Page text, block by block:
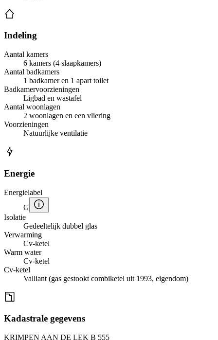
Indeling
Aantal kamers
6 kamers (4 slaapkamers)
Aantal badkamers
1 badkamer en 1 apart toilet
Badkamervoorzieningen
Ligbad en wastafel
Aantal woonlagen
2 woonlagen en een vliering
Voorzieningen
Natuurlijke ventilatie
Energie
Energielabel
G
Isolatie
Gedeeltelijk dubbel glas
Verwarming
Cv-ketel
Warm water
Cv-ketel
Cv-ketel
Valliant (gas gestookt combiketel uit 1993, eigendom)
Kadastrale gegevens
KRIMPEN AAN DE LEK B 555